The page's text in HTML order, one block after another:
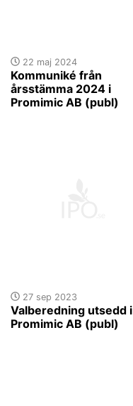
22 maj 2024
Kommuniké från
årsstämma 2024 i
Promimic AB (publ)
27 sep 2023
Valberedning utsedd i
Promimic AB (publ)